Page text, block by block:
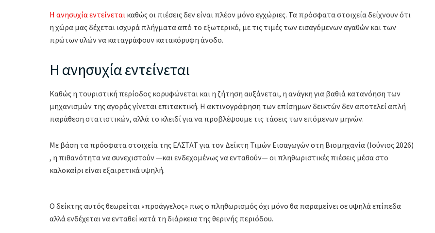
Η ανησυχία εντείνεται καθώς οι πιέσεις δεν είναι πλέον μόνο εγχώριες. Τα πρόσφατα στοιχεία δείχνουν ότι
η χώρα μας δέχεται ισχυρά πλήγματα από το εξωτερικό, με τις τιμές των εισαγόμενων αγαθών και των
πρώτων υλών να καταγράφουν κατακόρυφη άνοδο.
Η ανησυχία εντείνεται
Καθώς η τουριστική περίοδος κορυφώνεται και η ζήτηση αυξάνεται, η ανάγκη για βαθιά κατανόηση των
μηχανισμών της αγοράς γίνεται επιτακτική. Η ακτινογράφηση των επίσημων δεικτών δεν αποτελεί απλή
παράθεση στατιστικών, αλλά το κλειδί για να προβλέψουμε τις τάσεις των επόμενων μηνών.
Με βάση τα πρόσφατα στοιχεία της ΕΛΣΤΑΤ για τον Δείκτη Τιμών Εισαγωγών στη Βιομηχανία (Ιούνιος 2026)
, η πιθανότητα να συνεχιστούν —και ενδεχομένως να ενταθούν— οι πληθωριστικές πιέσεις μέσα στο
καλοκαίρι είναι εξαιρετικά υψηλή.
Ο δείκτης αυτός θεωρείται «προάγγελος» πως ο πληθωρισμός όχι μόνο θα παραμείνει σε υψηλά επίπεδα
αλλά ενδέχεται να ενταθεί κατά τη διάρκεια της θερινής περιόδου.